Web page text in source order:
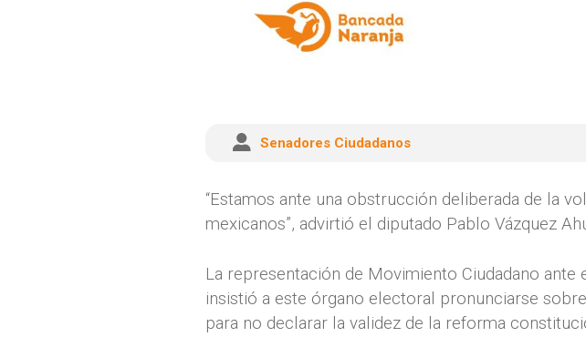
Senadores Ciudadanos
“Estamos ante una obstrucción deliberada de la
mexicanos”, advirtió el diputado Pablo Vázquez
La representación de Movimiento Ciudadano
insistió a este órgano electoral pronunciarse
para no declarar la validez de la reforma